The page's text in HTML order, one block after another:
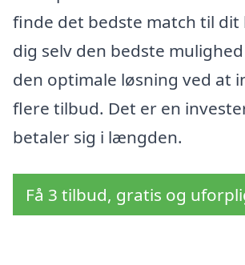
finde det bedste match til dit
dig selv den bedste
den optimale løsning ved at
flere tilbud. Det er en
betaler sig i længden.
Få 3 tilbud, gratis og